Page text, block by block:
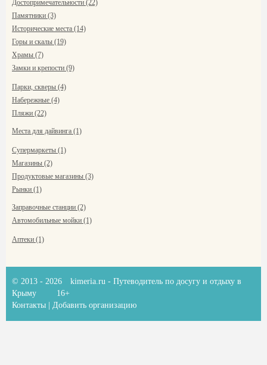
Достопримечательности (22)
Памятники (3)
Исторические места (14)
Горы и скалы (19)
Храмы (7)
Замки и крепости (9)
Парки, скверы (4)
Набережные (4)
Пляжи (22)
Места для дайвинга (1)
Супермаркеты (1)
Магазины (2)
Продуктовые магазины (3)
Рынки (1)
Заправочные станции (2)
Автомобильные мойки (1)
Аптеки (1)
© 2013 - 2026 kimeria.ru - Путеводитель по досугу и отдыху в
Крыму
16+
Контакты
Добавить организацию